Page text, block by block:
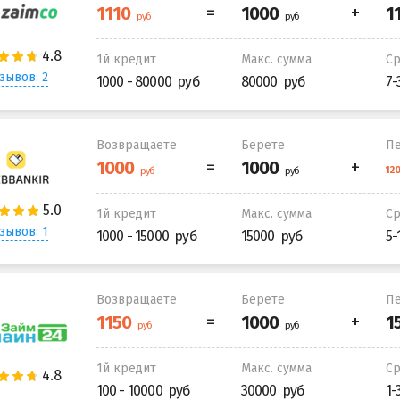
2
1й кредит
1000 - 80000
Макс. сумма
80000
1
Возвращаете Берете
1й кредит
1000 - 15000
Макс. сумма
15000 5-
Возвращаете Берете
1й кредит
100 - 10000
Макс. сумма
30000